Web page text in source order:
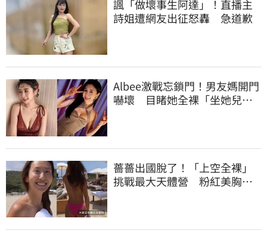
諷「做壞事生阿達」！直播主
詩姐遭網友出征怒轟 急道歉
Albee激戰忘鎖門！男友媽開門
嚇壞 目睹她全裸「坐她兒子
薔薔出國脫了！「上空全裸」
挑戰最大天體營 粉紅美胸被